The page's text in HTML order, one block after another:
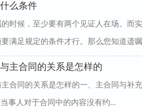
么条件
时候，至少要有两个见证人在场。而
满足规定的条件才行。那么您知道遗
主合同的关系是怎样的
合同的关系是怎样的一、主合同与补
事人对于合同中的内容没有约...